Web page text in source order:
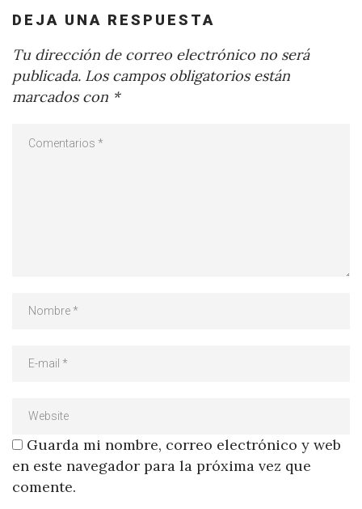
DEJA UNA RESPUESTA
Tu dirección de correo electrónico no será
publicada. Los campos obligatorios están
marcados con *
Guarda mi nombre, correo electrónico y web
en este navegador para la próxima vez que
comente.